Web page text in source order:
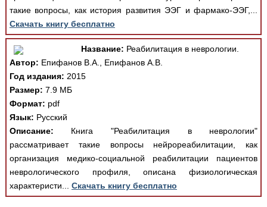
такие вопросы, как история развития ЭЭГ и фармако-ЭЭГ,...
Скачать книгу бесплатно
Название: Реабилитация в неврологии.
Автор: Епифанов В.А., Епифанов А.В.
Год издания: 2015
Размер: 7.9 МБ
Формат: pdf
Язык: Русский
Описание: Книга "Реабилитация в неврологии"
рассматривает такие вопросы нейрореабилитации, как
организация медико-социальной реабилитации пациентов
неврологического профиля, описана физиологическая
характеристи... Скачать книгу бесплатно